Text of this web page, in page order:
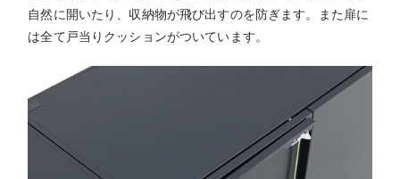
自然に開いたり、収納物が飛び出すのを防ぎます。また扉に
は全て戸当りクッションがついています。